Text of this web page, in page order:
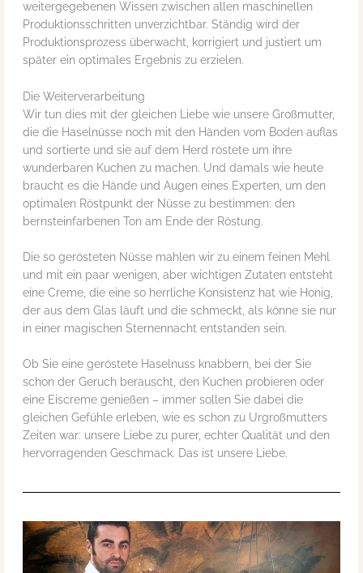
weitergegebenen Wissen zwischen allen maschinellen
Produktionsschritten unverzichtbar. Ständig wird der
Produktionsprozess überwacht, korrigiert und justiert um
später ein optimales Ergebnis zu erzielen.
Die Weiterverarbeitung
Wir tun dies mit der gleichen Liebe wie unsere Großmutter,
die die Haselnüsse noch mit den Händen vom Boden auflas
und sortierte und sie auf dem Herd röstete um ihre
wunderbaren Kuchen zu machen. Und damals wie heute
braucht es die Hände und Augen eines Experten, um den
optimalen Röstpunkt der Nüsse zu bestimmen: den
bernsteinfarbenen Ton am Ende der Röstung.
Die so gerösteten Nüsse mahlen wir zu einem feinen Mehl
und mit ein paar wenigen, aber wichtigen Zutaten entsteht
eine Creme, die eine so herrliche Konsistenz hat wie Honig,
der aus dem Glas läuft und die schmeckt, als könne sie nur
in einer magischen Sternennacht entstanden sein.
Ob Sie eine geröstete Haselnuss knabbern, bei der Sie
schon der Geruch berauscht, den Kuchen probieren oder
eine Eiscreme genießen – immer sollen Sie dabei die
gleichen Gefühle erleben, wie es schon zu Urgroßmutters
Zeiten war: unsere Liebe zu purer, echter Qualität und den
hervorragenden Geschmack. Das ist unsere Liebe.